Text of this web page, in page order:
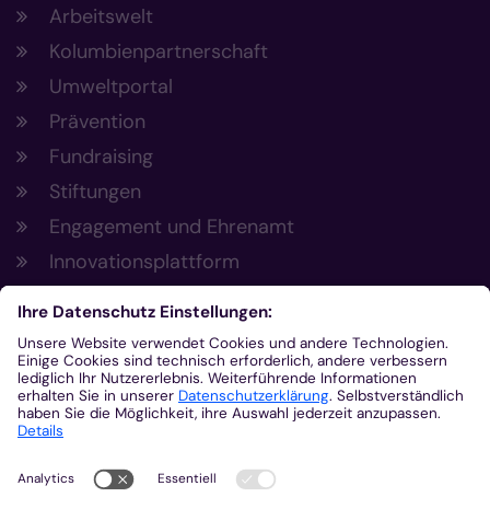
Arbeitswelt
Kolumbienpartnerschaft
Umweltportal
Prävention
Fundraising
Stiftungen
Engagement und Ehrenamt
Innovationsplattform
Aus der Plattform
Nachrichten
Veranstaltungen
Gottesdienste
Stellenangebote